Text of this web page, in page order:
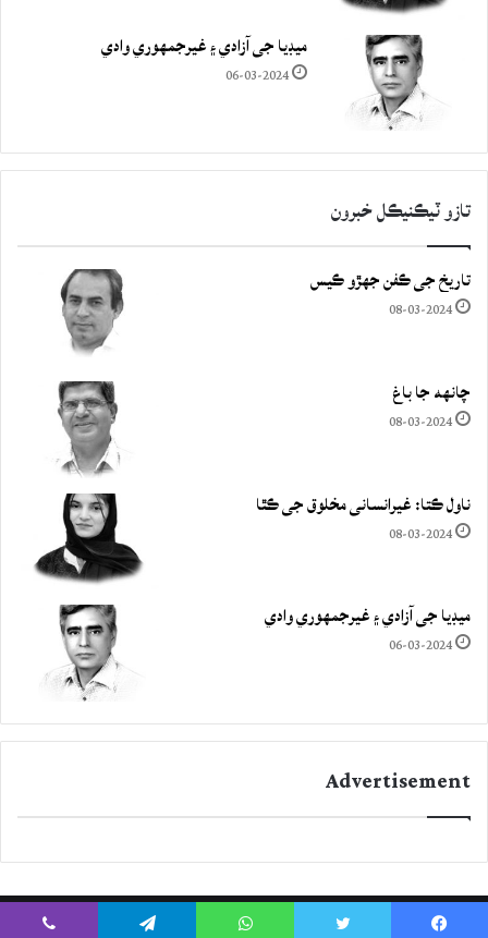
ميڊيا جي آزادي ۽ غيرجمھوري وادي
06-03-2024
تازو ٽيڪنيڪل خبرون
تاريخ جي ڪفن جھڙو ڪيس
08-03-2024
چانهه جا باغ
08-03-2024
ناول ڪتا: غيرانساني مخلوق جي ڪٿا
08-03-2024
ميڊيا جي آزادي ۽ غيرجمھوري وادي
06-03-2024
Advertisement